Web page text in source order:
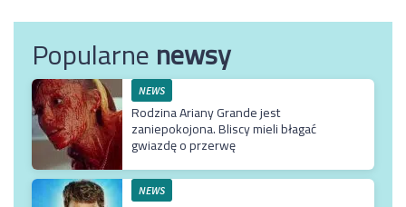
Popularnenewsy
NEWS
Rodzina Ariany Grande jest
zaniepokojona. Bliscy mieli błagać
gwiazdę o przerwę
NEWS